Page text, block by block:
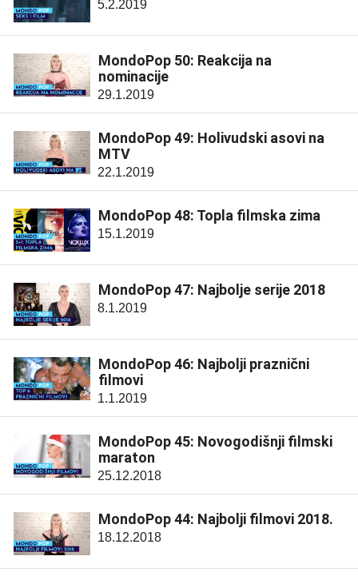
5.2.2019
MondoPop 50: Reakcija na
nominacije
29.1.2019
MondoPop 49: Holivudski asovi na
MTV
22.1.2019
MondoPop 48: Topla filmska zima
15.1.2019
MondoPop 47: Najbolje serije 2018
8.1.2019
MondoPop 46: Najbolji praznični
filmovi
1.1.2019
MondoPop 45: Novogodišnji filmski
maraton
25.12.2018
MondoPop 44: Najbolji filmovi 2018.
18.12.2018